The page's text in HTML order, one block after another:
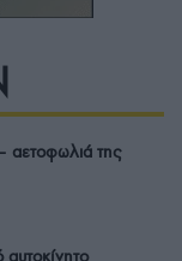
αετοφωλιά της